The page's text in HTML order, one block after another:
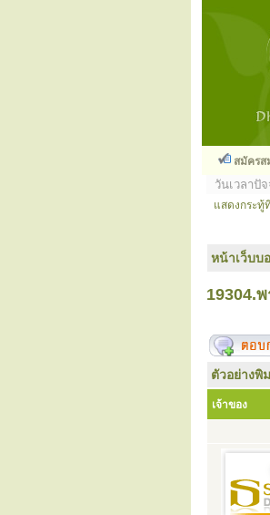
สมัครส
วันเวลาปั
แสดงกระทู้
หน้าเว็บบ
19304.
ตัวอย่างพิ
เจ้าของ